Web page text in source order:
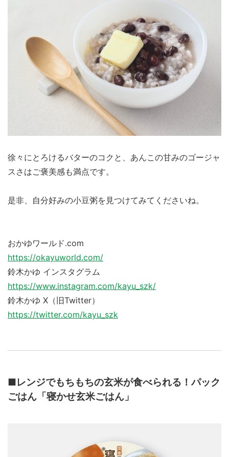
徐々にとろけるバターのコクと、あんこの甘みのゴージャ
スさはご褒美感も満点です。
是非、自分好みの小豆粥を見つけてみてくださいね。
おかゆワールド.com
https://okayuworld.com/
鈴木かゆ インスタグラム
https://www.instagram.com/kayu_szk/
鈴木かゆ X（旧Twitter）
https://twitter.com/kayu_szk
■レンジでもちもちの玄米が食べられる！パック
ごはん「寝かせ玄米ごはん」